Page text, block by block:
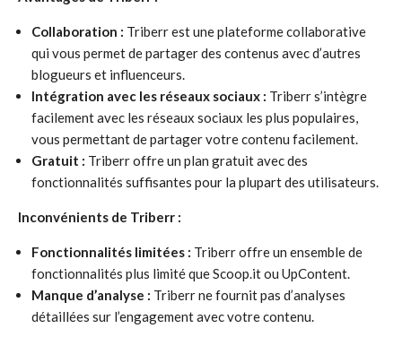
Collaboration : Triberr est une plateforme collaborative
qui vous permet de partager des contenus avec d’autres
blogueurs et influenceurs.
Intégration avec les réseaux sociaux : Triberr s’intègre
facilement avec les réseaux sociaux les plus populaires,
vous permettant de partager votre contenu facilement.
Gratuit : Triberr offre un plan gratuit avec des
fonctionnalités suffisantes pour la plupart des utilisateurs.
Inconvénients de Triberr :
Fonctionnalités limitées : Triberr offre un ensemble de
fonctionnalités plus limité que Scoop.it ou UpContent.
Manque d’analyse : Triberr ne fournit pas d’analyses
détaillées sur l’engagement avec votre contenu.